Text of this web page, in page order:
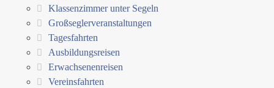
Klassenzimmer unter Segeln
Großseglerveranstaltungen
Tagesfahrten
Ausbildungsreisen
Erwachsenenreisen
Vereinsfahrten